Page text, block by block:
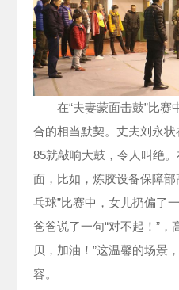
在“夫妻蒙面击鼓”比赛
合的相当默契。丈夫刘永
85就敲响大鼓，令人叫绝
面，比如，炼胶设备保障
乓球”比赛中，女儿扔偏了
爸爸说了一句“对不起！”，
贝，加油！”这温馨的场景
容。